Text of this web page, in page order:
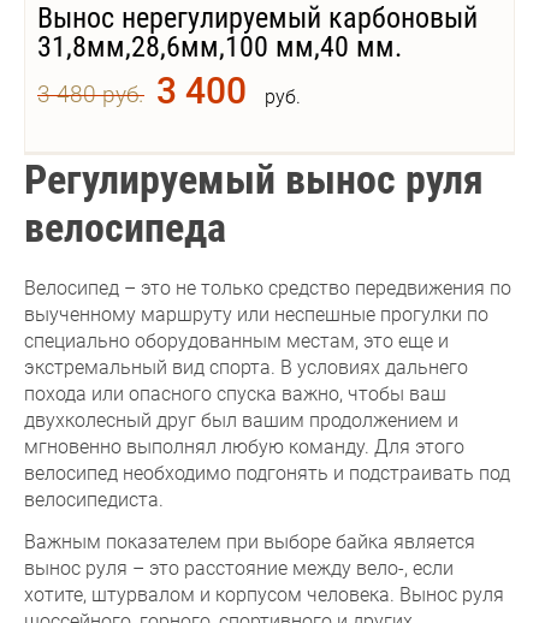
Вынос нерегулируемый карбоновый
31,8мм,28,6мм,100 мм,40 мм.
3 480 руб. 3 400 руб.
Регулируемый вынос руля
велосипеда
Велосипед – это не только средство передвижения по
выученному маршруту или неспешные прогулки по
специально оборудованным местам, это еще и
экстремальный вид спорта. В условиях дальнего
похода или опасного спуска важно, чтобы ваш
двухколесный друг был вашим продолжением и
мгновенно выполнял любую команду. Для этого
велосипед необходимо подгонять и подстраивать под
велосипедиста.
Важным показателем при выборе байка является
вынос руля – это расстояние между вело-, если
хотите, штурвалом и корпусом человека. Вынос руля